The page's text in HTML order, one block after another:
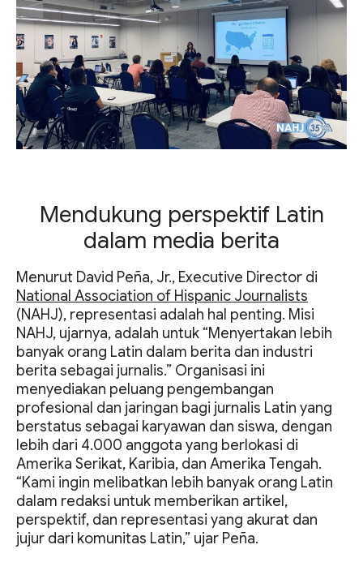
Mendukung perspektif Latin
dalam media berita
Menurut David Peña, Jr., Executive Director di
National Association of Hispanic Journalists
(NAHJ), representasi adalah hal penting. Misi
NAHJ, ujarnya, adalah untuk “Menyertakan lebih
banyak orang Latin dalam berita dan industri
berita sebagai jurnalis.” Organisasi ini
menyediakan peluang pengembangan
profesional dan jaringan bagi jurnalis Latin yang
berstatus sebagai karyawan dan siswa, dengan
lebih dari 4.000 anggota yang berlokasi di
Amerika Serikat, Karibia, dan Amerika Tengah.
“Kami ingin melibatkan lebih banyak orang Latin
dalam redaksi untuk memberikan artikel,
perspektif, dan representasi yang akurat dan
jujur dari komunitas Latin,” ujar Peña.